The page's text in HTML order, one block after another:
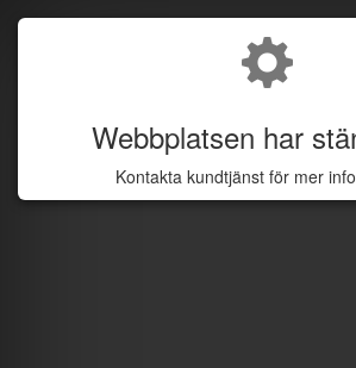
Webbplatsen har
Kontakta kundtjänst för mer